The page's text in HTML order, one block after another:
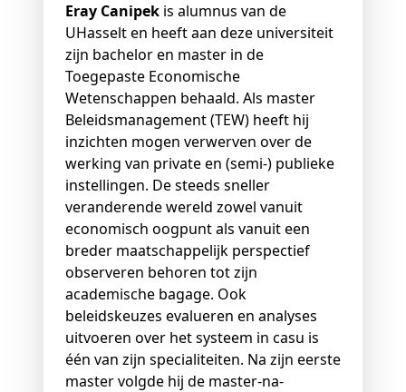
Eray Canipek is alumnus van de
UHasselt en heeft aan deze universiteit
zijn bachelor en master in de
Toegepaste Economische
Wetenschappen behaald. Als master
Beleidsmanagement (TEW) heeft hij
inzichten mogen verwerven over de
werking van private en (semi-) publieke
instellingen. De steeds sneller
veranderende wereld zowel vanuit
economisch oogpunt als vanuit een
breder maatschappelijk perspectief
observeren behoren tot zijn
academische bagage. Ook
beleidskeuzes evalueren en analyses
uitvoeren over het systeem in casu is
één van zijn specialiteiten. Na zijn eerste
master volgde hij de master-na-